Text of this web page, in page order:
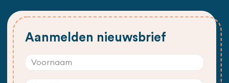
Aanmelden nieuwsbrief